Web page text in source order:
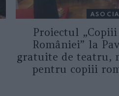
Proiectul
României” la
gratuite de teatru,
pentru copiii